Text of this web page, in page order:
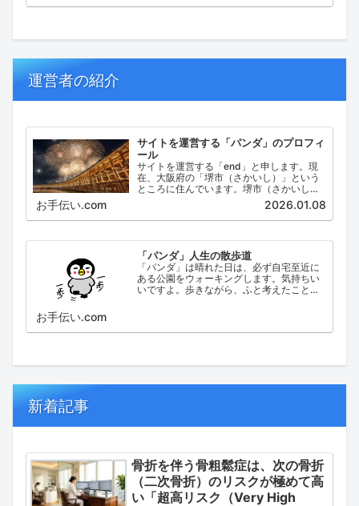
運営者の紹介
サイトを運営する「パンダ」のプロフィ
ール
サイトを運営する「end」と申します。現
在、大阪府の「堺市（さかいし）」という
ところに住んでいます。堺市（さかいし）
は、大阪府の泉北地域にある政令指定都市
で、府内では大阪市に次いで人口が多い都
市です。
お手伝い.com 2026.01.08
「パンダ」人生の散歩道
「パンダ」は晴れた日は、必ず自宅至近に
ある公園をウォーキングします。気持ちい
いですよ。歩きながら、ふと考えたこと。
お手伝い.com
新着記事
骨折を伴う骨粗鬆症は、次の骨折
（二次骨折）のリスクが極めて高
い「超高リスク（Very High